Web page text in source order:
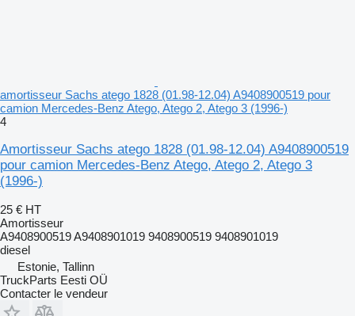
amortisseur Sachs atego 1828 (01.98-12.04) A9408900519 pour
camion Mercedes-Benz Atego, Atego 2, Atego 3 (1996-)
4
Amortisseur Sachs atego 1828 (01.98-12.04) A9408900519
pour camion Mercedes-Benz Atego, Atego 2, Atego 3
(1996-)
25 € HT
Amortisseur
A9408900519 A9408901019 9408900519 9408901019
diesel
Estonie, Tallinn
TruckParts Eesti OÜ
Contacter le vendeur